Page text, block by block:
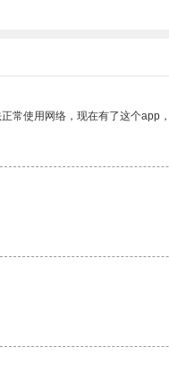
常使用网络，现在有了这个app，